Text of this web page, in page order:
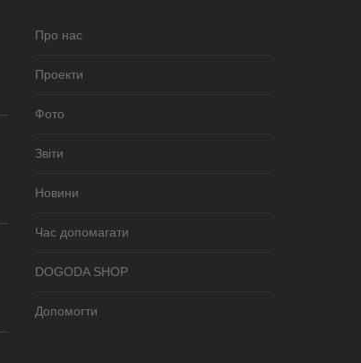
Про нас
Проекти
Фото
Звіти
Новини
Час допомагати
DOGODA SHOP
Допомогти